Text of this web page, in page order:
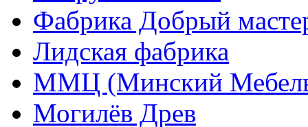
Фабрика Добрый
Лидская фабрика
ММЦ (Минский
Могилёв Древ